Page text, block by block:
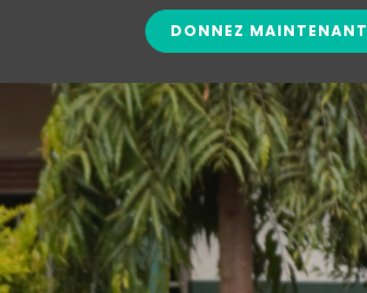
DONNEZ MAINTENANT